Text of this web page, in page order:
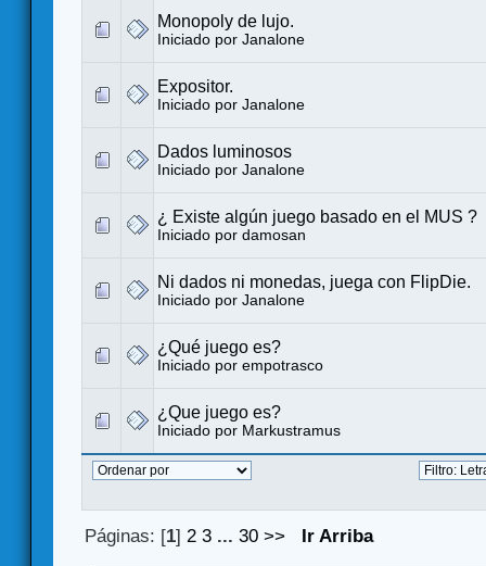
Monopoly de lujo.
Iniciado por Janalone
Expositor.
Iniciado por Janalone
Dados luminosos
Iniciado por Janalone
¿ Existe algún juego basado en el MUS ?
Iniciado por damosan
Ni dados ni monedas, juega con FlipDie.
Iniciado por Janalone
¿Qué juego es?
Iniciado por empotrasco
¿Que juego es?
Iniciado por Markustramus
Páginas: [1] 2 3 ...30 >> Ir Arriba